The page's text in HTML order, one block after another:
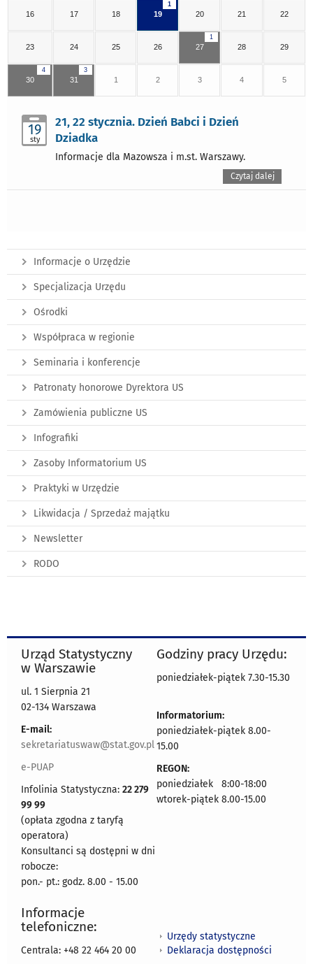
16 17 18
1
19 20 21 22
23 24 25 26
1
27 28 29
4
30
3
31 1 2 3 4 5
19
sty
21, 22 stycznia. Dzień Babci i Dzień
Dziadka
Informacje dla Mazowsza i m.st. Warszawy.
Czytaj dalej
Informacje o Urzędzie
Specjalizacja Urzędu
Ośrodki
Współpraca w regionie
Seminaria i konferencje
Patronaty honorowe Dyrektora US
Zamówienia publiczne US
Infografiki
Zasoby Informatorium US
Praktyki w Urzędzie
Likwidacja / Sprzedaż majątku
Newsletter
RODO
Urząd Statystyczny
w Warszawie
ul. 1 Sierpnia 21
02-134 Warszawa
E-mail:
sekretariatuswaw@stat.gov.pl
e-PUAP
Infolinia Statystyczna: 22 279
99 99
(opłata zgodna z taryfą
operatora)
Konsultanci są dostępni w dni
robocze:
pon.- pt.: godz. 8.00 - 15.00
Godziny pracy Urzędu:
poniedziałek-piątek 7.30-15.30
Informatorium:
poniedziałek-piątek 8.00-
15.00
REGON:
poniedziałek 8:00-18:00
wtorek-piątek 8.00-15.00
Informacje
telefoniczne:
Centrala: +48 22 464 20 00
Urzędy statystyczne
Deklaracja dostępności